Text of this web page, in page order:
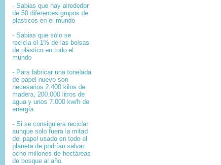
- Sabias que hay alrededor
de 50 diferentes grupos de
plásticos en el mundo
- Sabias que sólo se
recicla el 1% de las bolsas
de plástico en todo el
mundo
- Para fabricar una tonelada
de papel nuevo son
necesarios 2.400 kilos de
madera, 200.000 litros de
agua y unos 7.000 kw/h de
energía
- Si se consiguiera reciclar
aunque solo fuera la mitad
del papel usado en todo el
planeta de podrían salvar
ocho millones de hectáreas
de bosque al año.